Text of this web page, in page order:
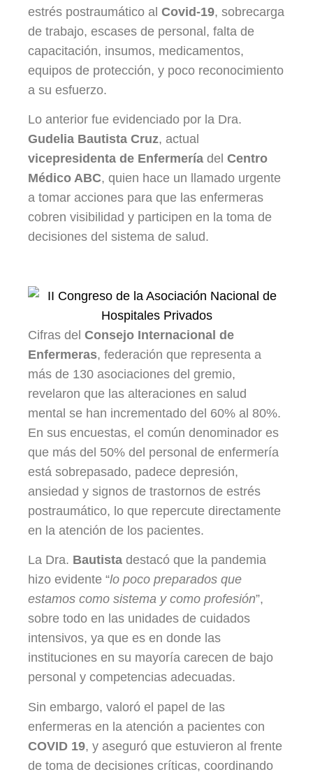
estrés postraumático al Covid-19, sobrecarga
de trabajo, escases de personal, falta de
capacitación, insumos, medicamentos,
equipos de protección, y poco reconocimiento
a su esfuerzo.
Lo anterior fue evidenciado por la Dra.
Gudelia Bautista Cruz, actual
vicepresidenta de Enfermería del Centro
Médico ABC, quien hace un llamado urgente
a tomar acciones para que las enfermeras
cobren visibilidad y participen en la toma de
decisiones del sistema de salud.
Cifras del Consejo Internacional de
Enfermeras, federación que representa a
más de 130 asociaciones del gremio,
revelaron que las alteraciones en salud
mental se han incrementado del 60% al 80%.
En sus encuestas, el común denominador es
que más del 50% del personal de enfermería
está sobrepasado, padece depresión,
ansiedad y signos de trastornos de estrés
postraumático, lo que repercute directamente
en la atención de los pacientes.
La Dra. Bautista destacó que la pandemia
hizo evidente “lo poco preparados que
estamos como sistema y como profesión”,
sobre todo en las unidades de cuidados
intensivos, ya que es en donde las
instituciones en su mayoría carecen de bajo
personal y competencias adecuadas.
Sin embargo, valoró el papel de las
enfermeras en la atención a pacientes con
COVID 19, y aseguró que estuvieron al frente
de toma de decisiones críticas, coordinando